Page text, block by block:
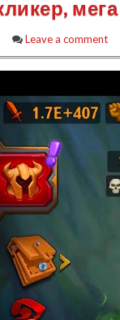
Leave a comment